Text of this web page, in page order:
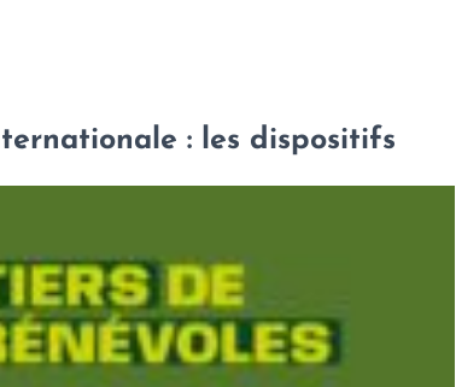
: les dispositifs